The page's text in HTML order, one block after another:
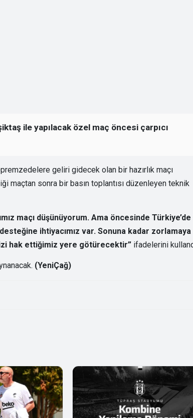
ile yapılacak özel maç öncesi çarpıcı
geliri gidecek olan bir hazırlık maçı
maçtan sonra bir basın toplantısı düzenleyen teknik
maçı düşünüyorum. Ama öncesinde Türkiye’de
ihtiyacımız var. Sonuna kadar zorlamaya
hak ettiğimiz yere götürecektir” ifadelerini
(YeniÇağ)